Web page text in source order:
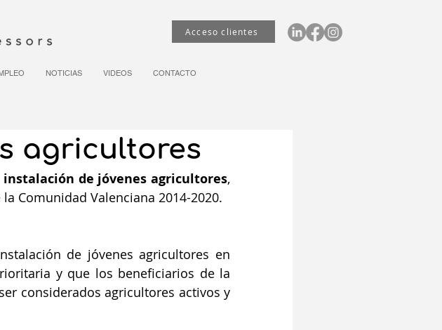
Acceso clientes
NOTICIAS VIDEOS CONTACTO
agricultores
de jóvenes agricultores,
Comunidad Valenciana 2014-2020.
de jóvenes agricultores en
y que los beneficiarios de la
considerados agricultores activos y